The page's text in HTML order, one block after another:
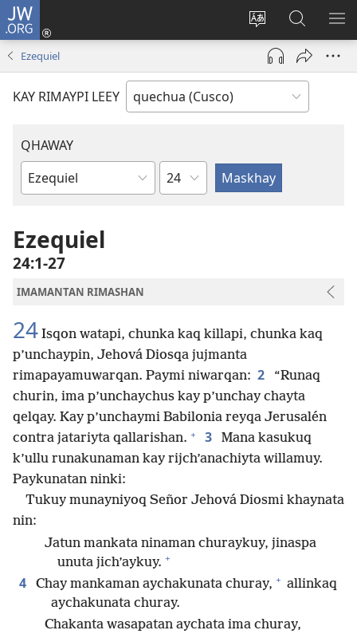
JW.ORG
Direccionpi
akllay
Sutiykiwan
jaykuy
(abre
nueva
JW.ORG
nisqapi
maskhay
Ezequiel
KAY RIMAYPI LEEY
QHAWAY
Libro
la
Biblia
Capítulo
Ezequiel
24:1-27
IMAMANTAN RIMASHAN
24 Isqon watapi, chunka kaq killapi, chunka kaq
p’unchaypin, Jehová Diosqa jujmanta
rimapayamuwarqan. Paymi niwarqan: 2
“Runaq
churin, ima p’unchaychus kay p’unchay chayta
qelqay. Kay p’unchaymi Babilonia reyqa Jerusalén
contra jatariyta qallarishan. + 3
Mana kasukuq
k’ullu runakunaman kay rijch’anachiyta willamuy.
Paykunatan ninki:
Tukuy munayniyoq Señor Jehová Diosmi khaynata
nin:
Jatun mankata ninaman churaykuy, jinaspa
unuta jich’aykuy. +
4 Chay mankaman aychakunata churay, + allinkaq
aychakunata churay.
Chakanta wasapatan aychata ima churay,